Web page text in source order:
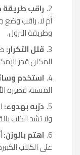
راقب طريقة
أم لا. راقب وضع
وطريقة النزول.
قلل التكرار:
المكان قدر
استخدم
المسنة، قصيرة
درّبه بهدوء:
ولا تشد الكلب
اهتم بالوزن:
على الكلاب